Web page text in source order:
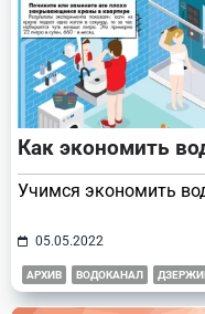
Как экономить
Учимся экономить
05.05.2022
АРХИВ ВОДОКАНАЛ